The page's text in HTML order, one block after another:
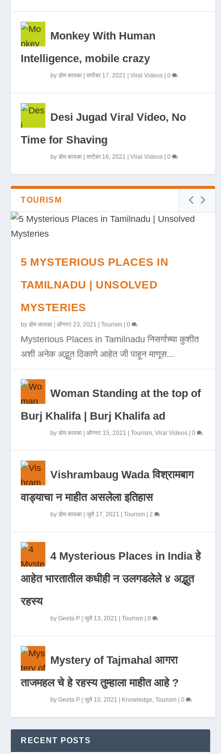
Monkey With Human
Intelligence, mobile crazy
byडोम कावळा |सप्टेंबर 17, 2021 |Viral Videos |0
Desi Jugad Viral Video, No
Time for Shaving
byडोम कावळा |सप्टेंबर 16, 2021 |Viral Videos |0
TOURISM
5 MYSTERIOUS PLACES IN
TAMILNADU | UNSOLVED
MYSTERIES
byडोम कावळा |ऑगस्ट 23, 2021 |Tourism |0
Mysterious Places in Tamilnadu निसर्गाच्या कुशीत
अशी अनेक अद्भुत ठिकाणे आहेत जी पाहून माणूस...
Woman Standing at the top of
Burj Khalifa | Burj Khalifa ad
byडोम कावळा |ऑगस्ट 15, 2021 |Tourism,Viral Videos |0
Vishrambaug Wada विश्रामबाग
वाड्याचा न माहीत असलेला इतिहास
byडोम कावळा |जुलै 17, 2021 |Tourism |2
4 Mysterious Places in India हे
आहेत भारतातील कधीही न उलगडलेले ४ अद्भुत
रहस्य
byGeeta P |जुलै 13, 2021 |Tourism |0
Mystery of Tajmahal आगरा
ताजमहल चे हे रहस्य तुम्हाला माहीत आहे ?
byGeeta P |जुलै 10, 2021 Knowledge,Tourism |0
RECENT POSTS